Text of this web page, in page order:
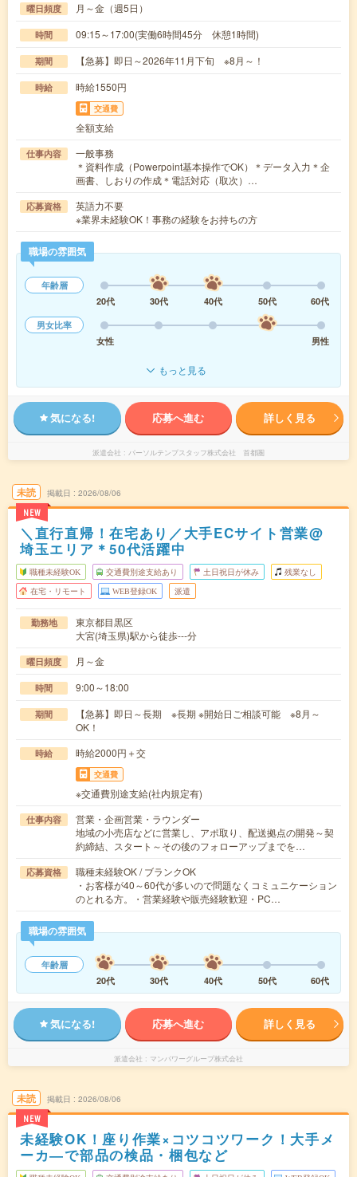
曜日頻度 月～金（週5日）
時間 09:15～17:00(実働6時間45分 休憩1時間)
期間 【急募】即日～2026年11月下旬 ※8月～！
時給 時給1550円
交通費
全額支給
仕事内容
一般事務
＊資料作成（Powerpoint基本操作でOK）＊データ入力＊企
画書、しおりの作成＊電話対応（取次）…
応募資格
英語力不要
※業界未経験OK！事務の経験をお持ちの方
職場の雰囲気
年齢層
20代
30代 40代 50代
60代
男女比率
女性
男性
もっと見る
気になる! 応募へ進む 詳しく見る
派遣会社 パーソルテンプスタッフ株式会社 首都圏
未読
NEW
掲載日 2026/08/06
＼直行直帰！在宅あり／大手ECサイト営業@
埼玉エリア＊50代活躍中
職種未経験OK 交通費別途支給あり 土日祝日が休み 残業なし
在宅・リモート WEB登録OK 派遣
勤務地
東京都目黒区
大宮(埼玉県)駅から徒歩---分
曜日頻度 月～金
時間 9:00～18:00
期間
【急募】即日～長期 ※長期 ※開始日ご相談可能 ※8月～
OK！
時給 時給2000円＋交
交通費
※交通費別途支給(社内規定有)
仕事内容
営業・企画営業・ラウンダー
地域の小売店などに営業し、アポ取り、配送拠点の開発～契
約締結、スタート～その後のフォローアップまでを…
応募資格
職種未経験OK / ブランクOK
・お客様が40～60代が多いので問題なくコミュニケーション
のとれる方。・営業経験や販売経験歓迎・PC…
職場の雰囲気
年齢層
20代
30代 40代 50代 60代
気になる! 応募へ進む 詳しく見る
派遣会社 マンパワーグループ株式会社
未読
NEW
掲載日 2026/08/06
未経験OK！座り作業×コツコツワーク！大手メ
ーカ―で部品の検品・梱包など